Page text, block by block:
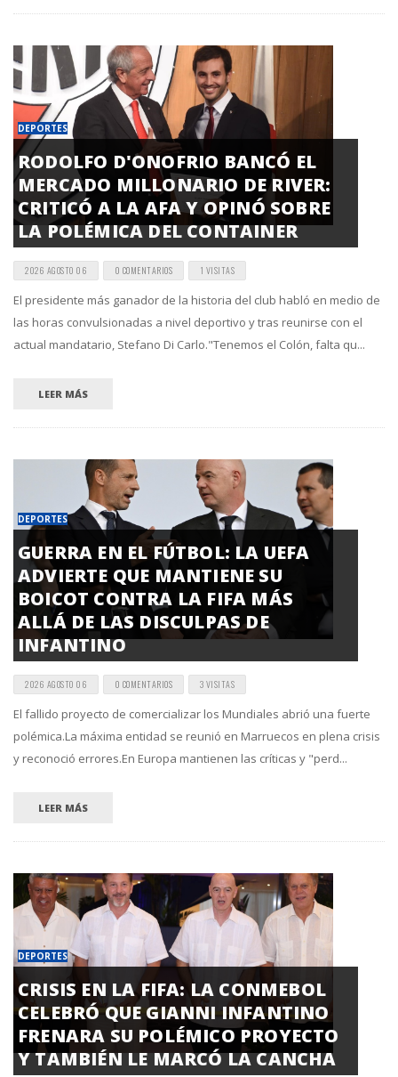
DEPORTES
RODOLFO D'ONOFRIO BANCÓ EL
MERCADO MILLONARIO DE RIVER:
CRITICÓ A LA AFA Y OPINÓ SOBRE
LA POLÉMICA DEL CONTAINER
2026 AGOSTO 06 0 COMENTARIOS 1 VISITAS
El presidente más ganador de la historia del club habló en medio de
las horas convulsionadas a nivel deportivo y tras reunirse con el
actual mandatario, Stefano Di Carlo."Tenemos el Colón, falta qu...
LEER MÁS
DEPORTES
GUERRA EN EL FÚTBOL: LA UEFA
ADVIERTE QUE MANTIENE SU
BOICOT CONTRA LA FIFA MÁS
ALLÁ DE LAS DISCULPAS DE
INFANTINO
2026 AGOSTO 06 0 COMENTARIOS 3 VISITAS
El fallido proyecto de comercializar los Mundiales abrió una fuerte
polémica.La máxima entidad se reunió en Marruecos en plena crisis
y reconoció errores.En Europa mantienen las críticas y "perd...
LEER MÁS
DEPORTES
CRISIS EN LA FIFA: LA CONMEBOL
CELEBRÓ QUE GIANNI INFANTINO
FRENARA SU POLÉMICO PROYECTO
Y TAMBIÉN LE MARCÓ LA CANCHA